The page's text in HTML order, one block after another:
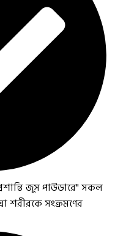
জুস পাউডারে" সকল
শরীরকে সংক্রমণের